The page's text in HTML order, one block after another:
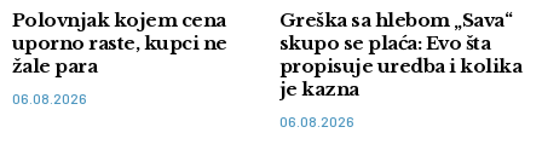
Polovnjak kojem cena
uporno raste, kupci ne
žale para
06.08.2026
Greška sa hlebom „Sava“
skupo se plaća: Evo šta
propisuje uredba i kolika
je kazna
06.08.2026